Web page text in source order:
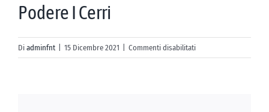
Podere I Cerri
Di adminfnt 15 Dicembre 2021 Commenti disabilitatisu
Podere